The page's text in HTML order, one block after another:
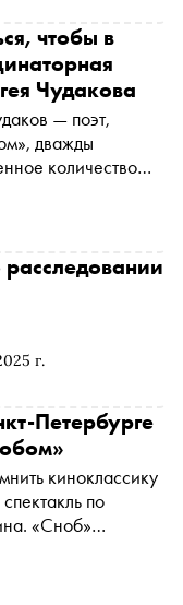
чтобы в
Чудакова
— поэт,
дважды
количество
криминально-
увлечении
а также
после съемок
г.
Петербурге
киноклассику
по
«Сноб»